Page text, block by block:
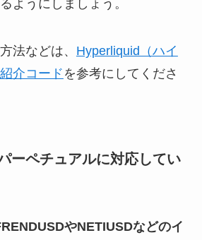
ようにしましょう。
法などは、 Hyperliquid（ハイ
介コード を参考にしてくださ
ーペチュアルに対応してい
やNETIUSDなどのイ